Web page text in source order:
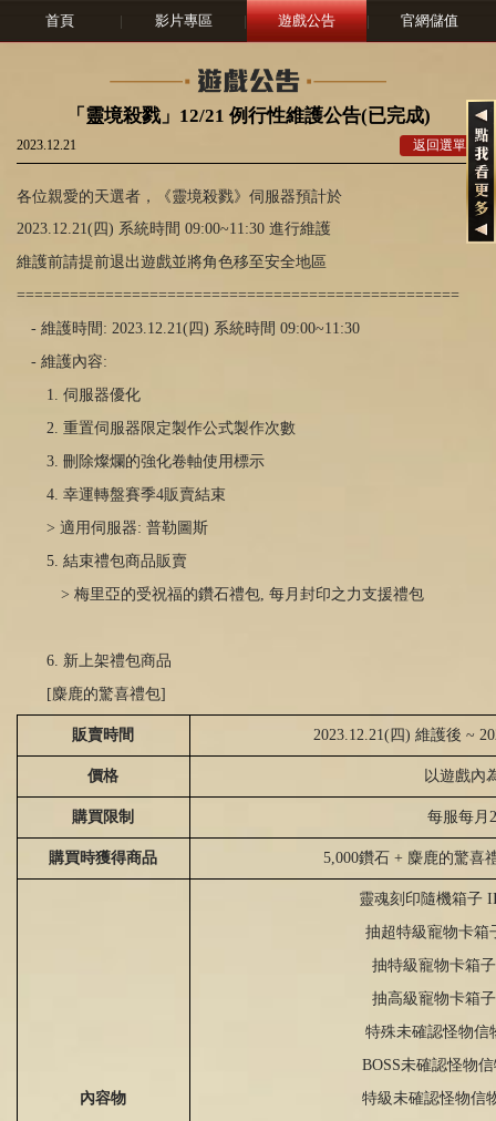
首頁 | 影片專區 | 遊戲公告 | 官網儲值
「靈境殺戮」12/21 例行性維護公告(已完成)
2023.12.21 返回選單
各位親愛的天選者，《靈境殺戮》伺服器預計於
2023.12.21(四) 系統時間 09:00~11:30 進行維護
維護前請提前退出遊戲並將角色移至安全地區
==================================================
- 維護時間 : 2023.12.21( 四) 系統時間 09:00~11:30
- 維護內容:
1. 伺服器優化
2. 重置伺服器限定製作公式製作次數
3. 刪除燦爛的強化卷軸使用標示
4. 幸運轉盤賽季4販賣結束
> 適用伺服器: 普勒圖斯
5. 結束禮包商品販賣
> 梅里亞的受祝福的鑽石禮包, 每月封印之力支援禮包
6. 新上架禮包商品
[麋鹿的驚喜禮包]
販賣時間 2023.12.21(四) 維護後 ~
價格 以遊戲內
購買限制 每服每月
購買時獲得商品 5,000鑽石 + 麋鹿的驚喜
內容物
靈魂刻印隨機箱子
抽超特級寵物卡箱
抽特級寵物卡箱子
抽高級寵物卡箱子
特殊未確認怪物信
BOSS未確認怪物
特級未確認怪物信